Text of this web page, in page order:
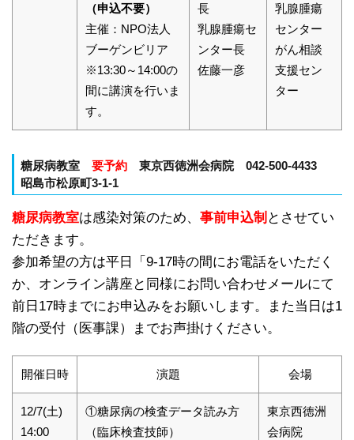
（申込不要）
主催：NPO法人
ブーゲンビリア
※13:30～14:00の
間に講演を行いま
す。
長
乳腺腫瘍セ
ンター長
佐藤一彦
乳腺腫瘍
センター
がん相談
支援セン
ター
糖尿病教室 要予約東京西徳洲会病院 042-500-4433
昭島市松原町3-1-1
糖尿病教室は感染対策のため、 事前申込制 とさせてい
ただきます。
参加希望の方は平日「9-17時の間にお電話をいただく
か、オンライン講座と同様にお問い合わせメールにて
前日17時までにお申込みをお願いします。また当日は1
階の受付（医事課）までお声掛けください。
開催日時 演題 会場
12/7(土)
14:00
①糖尿病の検査データ読み方
（臨床検査技師）
東京西徳洲
会病院